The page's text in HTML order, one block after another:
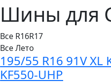
Шины для
Все R16R17
ВсеЛето
195/55 R16 91V XL
KF550-UHP